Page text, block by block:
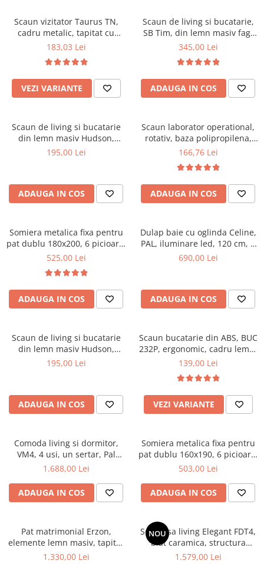
Saltele cu arcuri impachetate
individual
Saltele Memory Pocket
Saltele Memory Foam
Saltele Memory Pocket
Saltele cu plasa arcuri
Saltele cu spuma
Saltele cu spuma poliuretanica
Saltele 140x200
Saltele 180x200
Top saltele
Top saltele 5 cm
Top saltele memory 5 cm
Top saltele MemoHR 6.5 cm
Saltele cu plasa de arcuri
Saltele cu spuma
Paturi
Seturi de pat si saltea
Masute de toaleta
Mobilier living
Scaune pentru living
Comode living
Set mese plus scaune
Scaune ergonomice
Etajere Birou
Birouri
Scaune pentru birou
Scaune pentru vizitatori
Scaune manager
Mobilier bucatarie
Mese bucatarie
Mobila bucatarie
Seturi mese si scaune bucatarie
Mobilier hol
Suporturi si rafturi pantofi
Portmantouri
Seturi mobilier hol
Stender haine
Etajere
Mese gradinita
Scaune gradinita
Scaune birou
Scaune profesionale
Scaune resigilate
Scaune conferinta
Scaune terasa si outdoor
Scaun vizitator Taurus TN,
cadru metalic, tapitat cu
stofa, stivuibil, 120 kg, negru
183,03 Lei
VEZI VARIANTE
Scaun de living si bucatarie,
SB Tim, din lemn masiv fag,
tapiterie stofa, lacuit, 120 kg,
345,00 Lei
ADAUGA IN COS
Scaun de living si bucatarie
din lemn masiv Hudson,
tapiterie stofa,100 kg,
195,00 Lei
ADAUGA IN COS
Scaun laborator operational,
rotativ, baza polipropilena,
piele ecologica, inaltime
166,76 Lei
ADAUGA IN COS
Somiera metalica fixa pentru
pat dublu 180x200, 6 picioare,
32 lamele lemn fag, benzi
negru
525,00 Lei
ADAUGA IN COS
Dulap baie cu oglinda Celine,
PAL, iluminare led, 120 cm, 3
usi, 3 rafturi, soft close, alb
690,00 Lei
ADAUGA IN COS
Scaun de living si bucatarie
din lemn masiv Hudson,
tapiterie stofa,100 kg,
195,00 Lei
ADAUGA IN COS
Scaun bucatarie din ABS, BUC
232P, ergonomic, cadru lemn,
100 kg
139,00 Lei
VEZI VARIANTE
Comoda living si dormitor,
VM4, 4 usi, un sertar, Pal
melaminat, cu insertii MDF,
1.688,00 Lei
ADAUGA IN COS
Somiera metalica fixa pentru
pat dublu 160x190, 6 picioare,
30 lamele lemn fag, benzi
negru
503,00 Lei
ADAUGA IN COS
Pat matrimonial Erzon,
elemente lemn masiv, tapitat
cu stofa, cu somiera,140x200
1.330,00 Lei
NOU
Set masa living Elegant FDT4,
blat caramica, structura
metalica, 140x80x75 cm,
1.579,00 Lei